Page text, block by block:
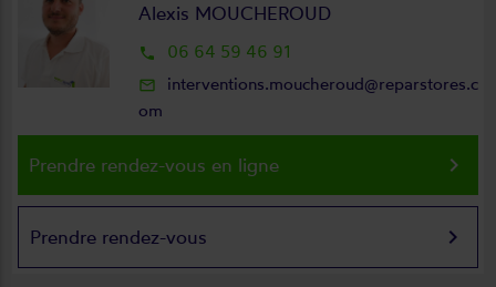
Alexis MOUCHEROUD
local_phone 06 64 59 46 91
mail_outline
interventions.moucheroud@reparstores.c
om
Prendre rendez-vous en ligne keyboard_arrow_right
Prendre rendez-vous keyboard_arrow_right